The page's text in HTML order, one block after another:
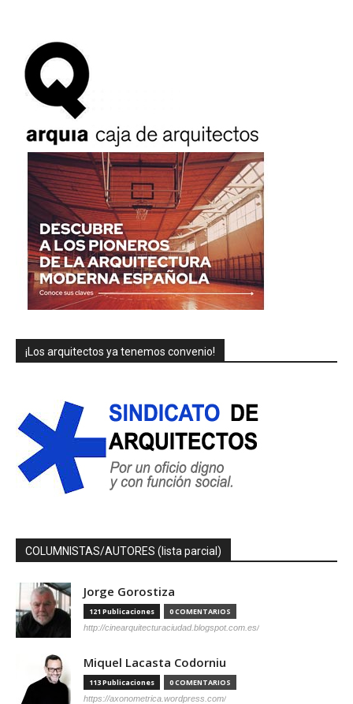
¡Los arquitectos ya tenemos convenio!
COLUMNISTAS/AUTORES (lista parcial)
Jorge Gorostiza
121 Publicaciones 0 COMENTARIOS
http://cinearquitecturaciudad.blogspot.com.es/
Miquel Lacasta Codorniu
113 Publicaciones 0 COMENTARIOS
https://axonometrica.wordpress.com/